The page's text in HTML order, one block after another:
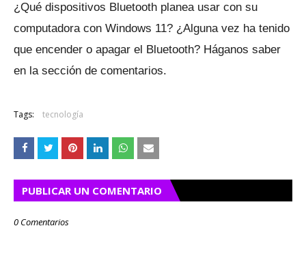
¿Qué dispositivos Bluetooth planea usar con su
computadora con Windows 11? ¿Alguna vez ha tenido
que encender o apagar el Bluetooth? Háganos saber
en la sección de comentarios.
Tags: tecnología
PUBLICAR UN COMENTARIO
0 Comentarios